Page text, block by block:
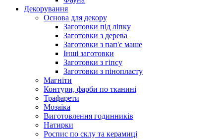
Декорування
Основа для декору
Заготовки під ліпку
Заготовки з дерева
Заготовки з пап'є маше
Інші заготовки
Заготовки з гіпсу
Заготовки з пінопласту
Магніти
Контури, фарби по тканині
Трафарети
Мозаїка
Виготовлення годинників
Натирки
Роспис по склу та керамиці